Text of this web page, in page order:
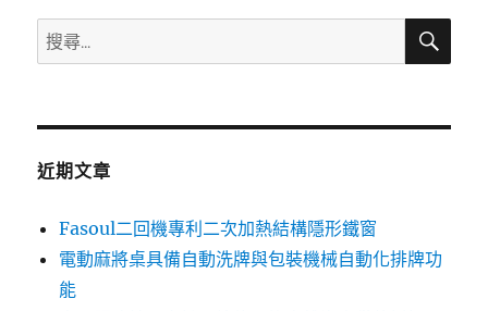
搜
尋
鍵
搜
近期文章
Fasoul二回機專利二次加熱結構隱形鐵窗
電動麻將桌具備自動洗牌與包裝機械自動化排牌功
能